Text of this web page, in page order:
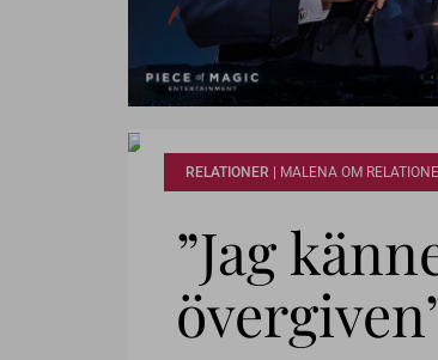
RELATIONER | MALENA OM
”Jag